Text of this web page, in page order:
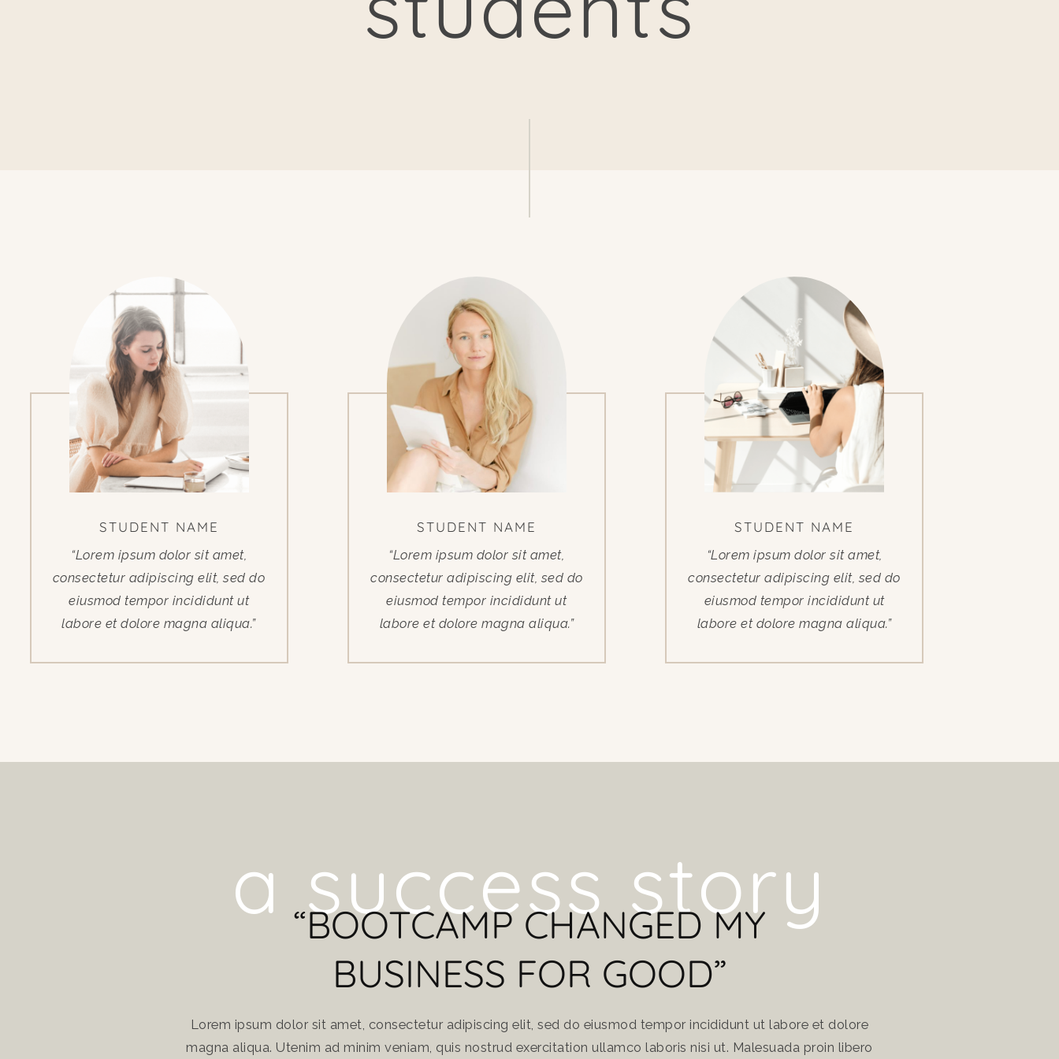
STUDENT NAME
“Lorem ipsum dolor sit amet,
consectetur adipiscing elit, sed do
eiusmod tempor incididunt ut
labore et dolore magna aliqua.”
STUDENT NAME
“Lorem ipsum dolor sit amet,
consectetur adipiscing elit, sed do
eiusmod tempor incididunt ut
labore et dolore magna aliqua.”
STUDENT NAME
“Lorem ipsum dolor sit amet,
consectetur adipiscing elit, sed do
eiusmod tempor incididunt ut
labore et dolore magna aliqua.”
a success story
“BOOTCAMP CHANGED MY
BUSINESS FOR GOOD”
Lorem ipsum dolor sit amet, consectetur adipiscing elit, sed do eiusmod tempor incididunt ut labore et dolore
magna aliqua. Utenim ad minim veniam, quis nostrud exercitation ullamco laboris nisi ut. Malesuada proin libero